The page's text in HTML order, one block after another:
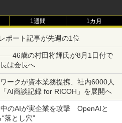
1週間 1カ月
ポート記事が先週の1位
歳の村田将輝氏が8月1日付で
は会長へ
ークが資本業務提携、社内6000人
AI商談記録 for RICOH」を展開へ
中のAIが実企業を攻撃 OpenAIと
落とし穴”